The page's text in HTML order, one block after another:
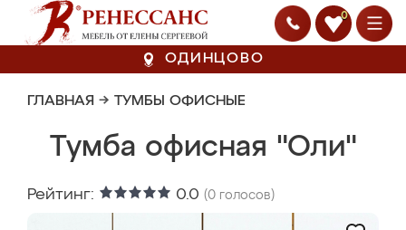
0
ОДИНЦОВО
ГЛАВНАЯ → ТУМБЫ ОФИСНЫЕ
Тумба офисная "Оли"
Рейтинг: 0.0 (0 голосов)